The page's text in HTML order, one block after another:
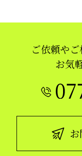
ご依頼やご
お気